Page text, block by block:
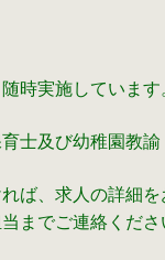
時実施しています
士及び幼稚園教諭
ば、求人の詳細
までご連絡くださ